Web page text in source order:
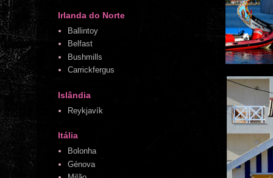
Irlanda do Norte
Ballintoy
Belfast
Bushmills
Carrickfergus
Islândia
Reykjavík
Itália
Bolonha
Génova